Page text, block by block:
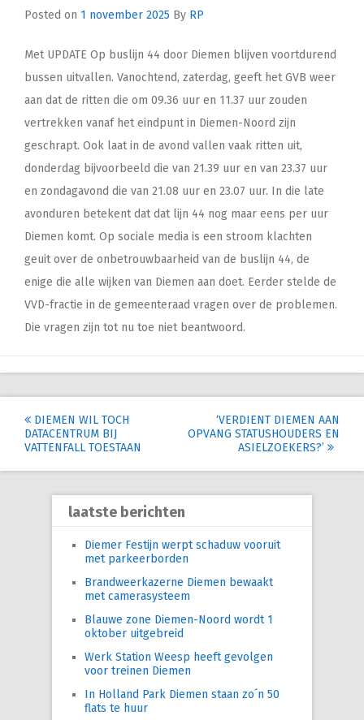
Posted on 1 november 2025 By RP
Met UPDATE Op buslijn 44 door Diemen blijven voortdurend
bussen uitvallen. Vanochtend, zaterdag, geeft het GVB weer
aan dat de ritten die om 09.36 uur en 11.37 uur zouden
vertrekken vanaf het eindpunt in Diemen-Noord zijn
geschrapt. Ook laat in de avond vallen vaak ritten uit,
donderdag bijvoorbeeld die van 21.39 uur en van 23.37 uur
en zondagavond die van 21.08 uur en 23.07 uur. In die late
avonduren betekent dat dat lijn 44 nog maar eens per uur
Diemen komt. Op sociale media is een stroom klachten
geuit over de onbetrouwbaarheid van de buslijn 44, de
enige die alle wijken van Diemen aan doet. Eerder stelde de
VVD-fractie in de gemeenteraad vragen over de problemen.
Die vragen zijn tot nu toe niet beantwoord.
Post
navigation
DIEMEN WIL TOCH
DATACENTRUM BIJ
VATTENFALL TOESTAAN
‘VERDIENT DIEMEN AAN
OPVANG STATUSHOUDERS EN
ASIELZOEKERS?’
laatste berichten
Diemer Festijn werpt schaduw vooruit
met parkeerborden
Brandweerkazerne Diemen bewaakt
met camerasysteem
Blauwe zone Diemen-Noord wordt 1
oktober uitgebreid
Werk Station Weesp heeft gevolgen
voor treinen Diemen
In Holland Park Diemen staan zo´n 50
flats te huur